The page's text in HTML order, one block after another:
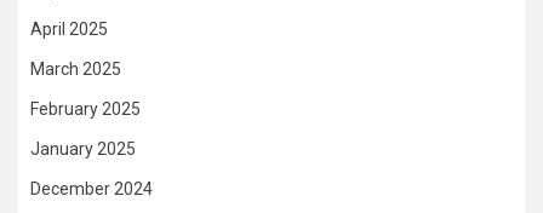
April 2025
March 2025
February 2025
January 2025
December 2024